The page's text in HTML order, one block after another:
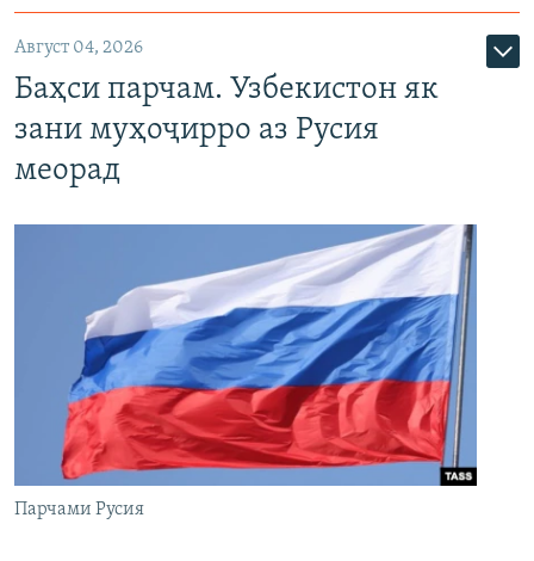
Август 04, 2026
Баҳси парчам. Узбекистон як
зани муҳоҷирро аз Русия
меорад
Парчами Русия